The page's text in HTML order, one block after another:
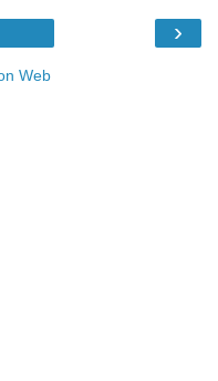
›
Web